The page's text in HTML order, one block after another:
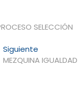
SELECCIÓN
SiguienteEntrada
siguiente:
MEZQUINA IGUALDAD